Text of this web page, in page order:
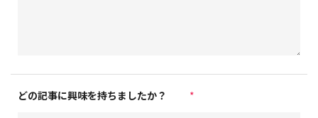
どの記事に興味を持ちましたか？ *